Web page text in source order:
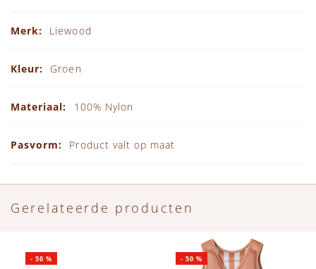
Liewood
Groen
100% Nylon
Product valt op maat
Gerelateerde producten
-50 % -50 %